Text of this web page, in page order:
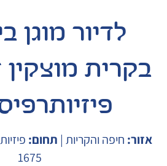
לדיור מוגן
בקרית
אזור: חיפה והקריות | תחום:
1675